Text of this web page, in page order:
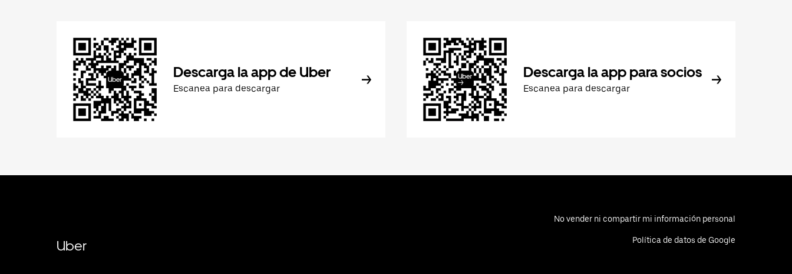
Descarga la app de Uber
Escanea para descargar
Descarga la app para socios
Escanea para descargar
Uber
No vender ni compartir mi información personal
Política de datos de Google